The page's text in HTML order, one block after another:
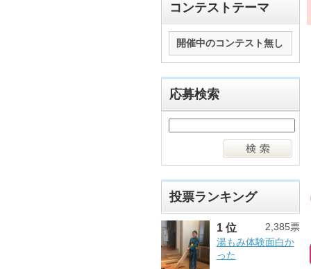
コンテストテーマ
開催中のコンテスト無し
応募検索
投票ランキング
1 位
2,385票
湯もみ体験面白か
った